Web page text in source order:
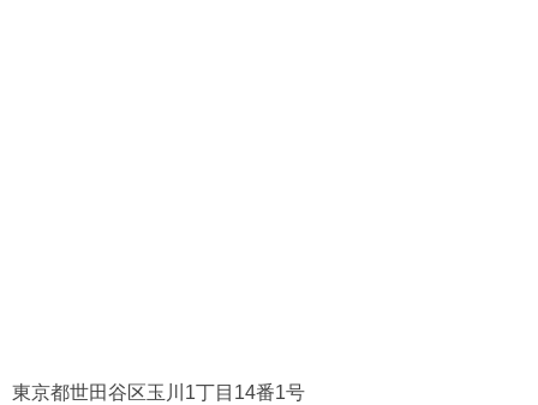
東京都世田谷区玉川1丁目14番1号